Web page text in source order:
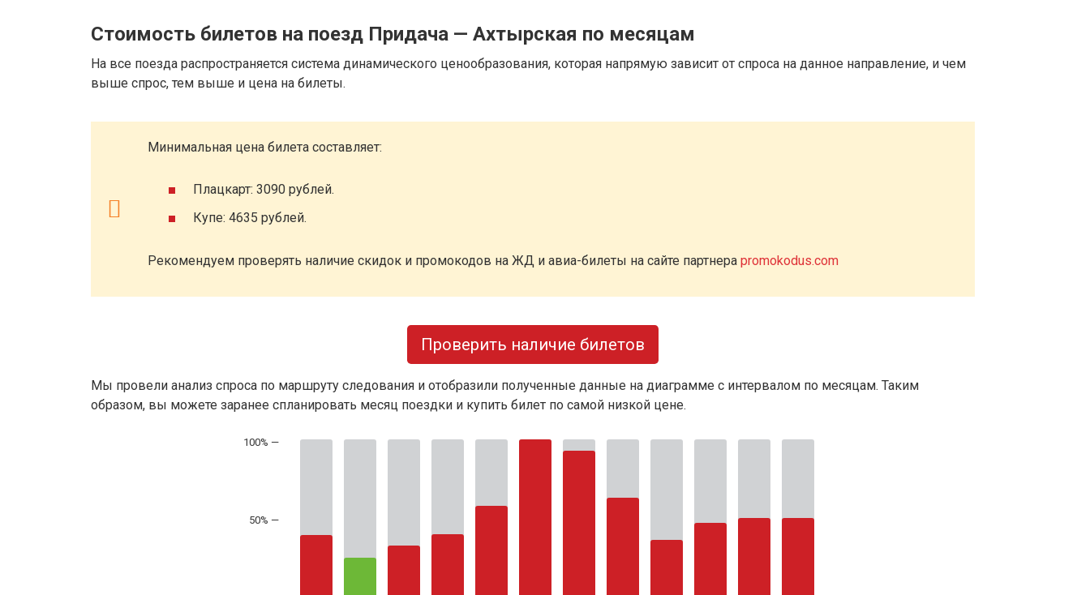
Стоимость билетов на поезд Придача — Ахтырская по месяцам
На все поезда распространяется система динамического ценообразования, которая напрямую зависит от спроса на данное направление, и чем
выше спрос, тем выше и цена на билеты.
Минимальная цена билета составляет:
Плацкарт: 3090 рублей.
Купе: 4635 рублей.
Рекомендуем проверять наличие скидок и промокодов на ЖД и авиа-билеты на сайте партнера promokodus.com
Проверить наличие билетов
Мы провели анализ спроса по маршруту следования и отобразили полученные данные на диаграмме с интервалом по месяцам. Таким
образом, вы можете заранее спланировать месяц поездки и купить билет по самой низкой цене.
50% —